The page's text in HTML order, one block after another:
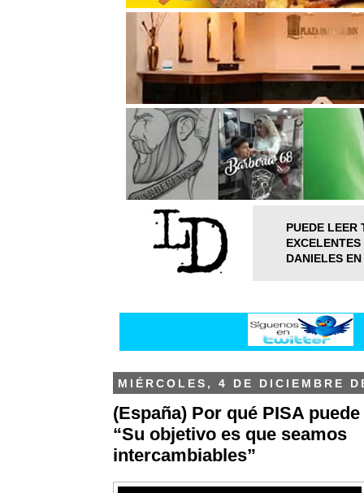
PUEDE LEER
DANIELES
MIÉRCOLES, 4 DE DICIEMBRE
(España) Por qué PISA
“Su objetivo es que seamos
intercambiables”